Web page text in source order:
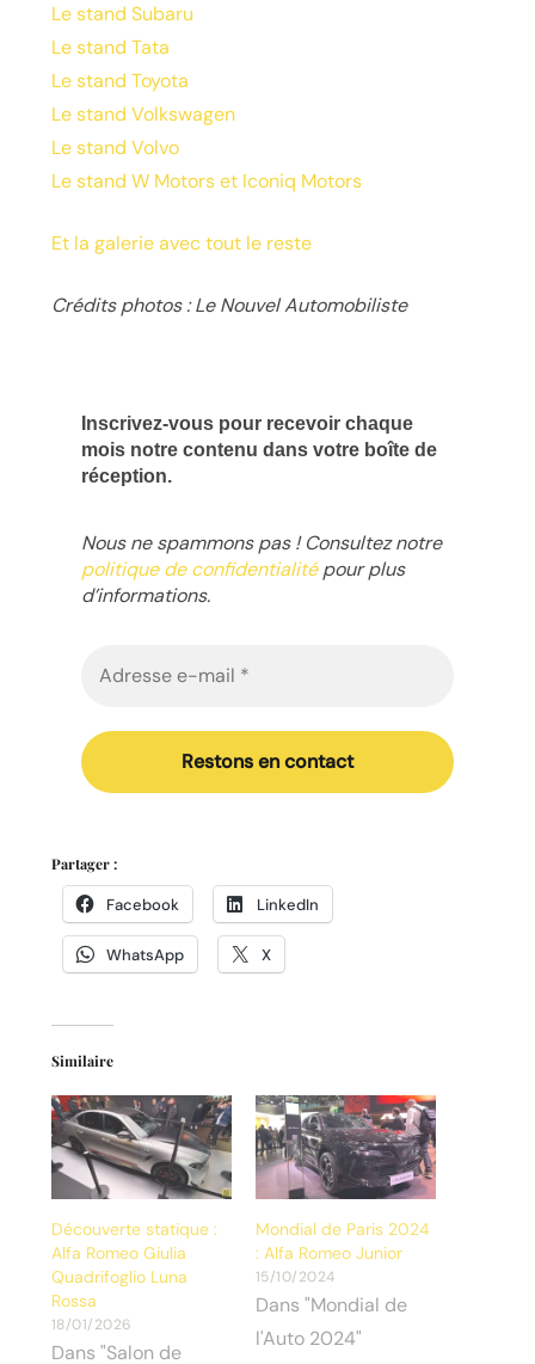
Le stand Subaru
Le stand Tata
Le stand Toyota
Le stand Volkswagen
Le stand Volvo
Le stand W Motors et Iconiq Motors
Et la galerie avec tout le reste
Crédits photos : Le Nouvel Automobiliste
Inscrivez-vous pour recevoir chaque
mois notre contenu dans votre boîte de
réception.
Nous ne spammons pas ! Consultez notre
politique de confidentialitépour plus
d’informations.
Partager :
Facebook LinkedIn
WhatsApp X
Similaire
Découverte statique :
Alfa Romeo Giulia
Quadrifoglio Luna
Rossa
18/01/2026
Dans "Salon de
Mondial de Paris 2024
: Alfa Romeo Junior
15/10/2024
Dans "Mondial de
l'Auto 2024"